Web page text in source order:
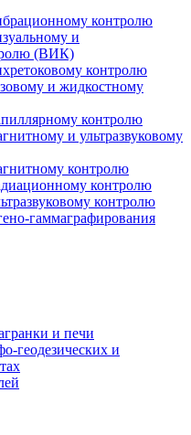
контролю
и
(ВИК)
контролю
и жидкостному
контролю
и ультразвуковому
контролю
контролю
контролю
гаммаграфирования
и печи
геодезических и